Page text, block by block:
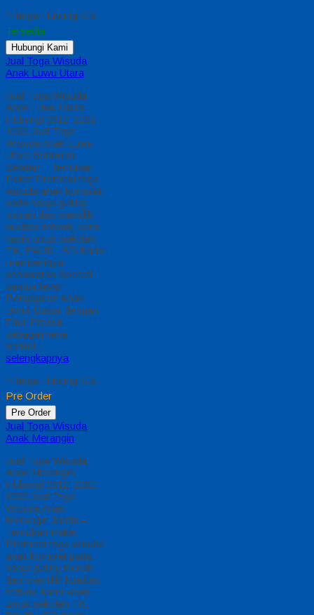
*Harga Hubungi CS
Tersedia
Hubungi Kami
Jual Toga Wisuda
Anak Luwu Utara
Jual Toga Wisuda
Anak Luwu Utara
Hubungi 0812-2282-
1060 Jual Toga
Wisuda Anak Luwu
Utara Sulawesi
Selatan – Temukan
Paket Promosi toga
wisuda anak komplet
pada harga paling
murah dan memiliki
kualitas terbaik, kami
kasih untuk sekolah
TK, PAUD , SD Kami
memberinya
penawaran Special
semua level
Pengajaran Anak
Umur Dasar dengan
Fitur Produk
sebagaimana
berikut…
selengkapnya
*Harga Hubungi CS
Pre Order
Pre Order
Jual Toga Wisuda
Anak Merangin
Jual Toga Wisuda
Anak Merangin
Hubungi 0812-2282-
1060 Jual Toga
Wisuda Anak
Merangin Jambi –
Temukan Paket
Promosi toga wisuda
anak komplet pada
harga paling murah
dan memiliki kualitas
terbaik, kami kasih
untuk sekolah TK,